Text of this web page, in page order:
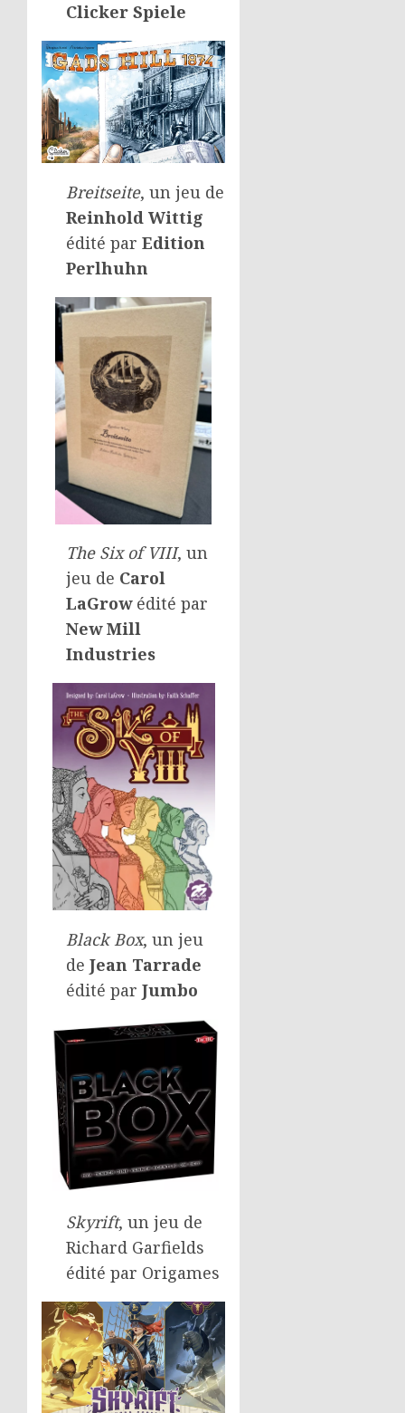
Clicker Spiele
Breitseite, un jeu de
Reinhold Wittig
édité par Edition
Perlhuhn
The Six of VIII, un
jeu de Carol
LaGrowédité par
New Mill
Industries
Black Box, un jeu
de Jean Tarrade
édité par Jumbo
Skyrift, un jeu de
Richard Garfields
édité par Origames